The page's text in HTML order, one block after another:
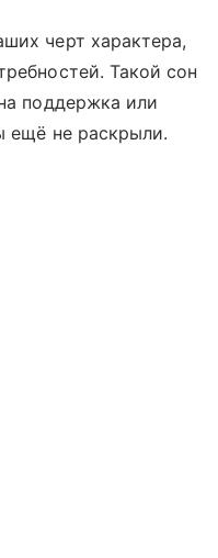
черт характера,
Такой сон
поддержка или
ещё не раскрыли.